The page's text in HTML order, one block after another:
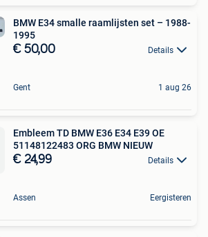
BMW E34 smalle raamlijsten set – 1988-
1995
€ 50,00 Details
Gent 1 aug 26
Embleem TD BMW E36 E34 E39 OE
51148122483 ORG BMW NIEUW
€ 24,99 Details
Assen Eergisteren